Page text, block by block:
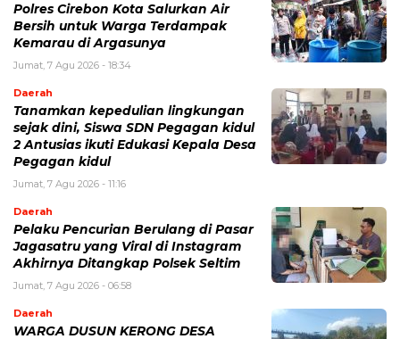
Polres Cirebon Kota Salurkan Air
Bersih untuk Warga Terdampak
Kemarau di Argasunya
Jumat, 7 Agu 2026 - 18:34
Daerah
Tanamkan kepedulian lingkungan
sejak dini, Siswa SDN Pegagan kidul
2 Antusias ikuti Edukasi Kepala Desa
Pegagan kidul
Jumat, 7 Agu 2026 - 11:16
Daerah
Pelaku Pencurian Berulang di Pasar
Jagasatru yang Viral di Instagram
Akhirnya Ditangkap Polsek Seltim
Jumat, 7 Agu 2026 - 06:58
Daerah
WARGA DUSUN KERONG DESA